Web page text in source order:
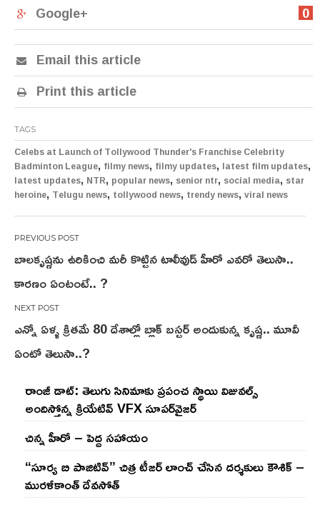
0
Google+
Email this article
Print this article
TAGS
Celebs at Launch of Tollywood Thunder's Franchise Celebrity
Badminton League, filmy news, filmy updates, latest film updates,
latest updates, NTR, popular news, senior ntr, social media, star
heroine, Telugu news, tollywood news, trendy news, viral news
Post
navigation
బాలకృష్ణను ఉరికించి మరీ కొట్టిన టాలీవుడ్ హీరో ఎవరో తెలుసా..
కారణం ఏంటంటే.. ?
ఎన్నో ఏళ్ళ క్రితమే 80 దేశాల్లో బ్లాక్ బస్టర్ అందుకున్న కృష్ణ.. మూవీ
ఏంటో తెలుసా..?
రాంజీ డాట్: తెలుగు సినిమాకు ప్రపంచ స్థాయి విజువల్స్
అందిస్తోన్న క్రియేటివ్ VFX సూపర్‌వైజర్
చిన్న హీరో – పెద్ద సహాయం
“సూర్య బి పాజిటివ్” చిత్ర టీజర్ లాంచ్ చేసిన‌ దర్శకులు కౌశిక్ –
మురళీకాంత్ దేవసోత్